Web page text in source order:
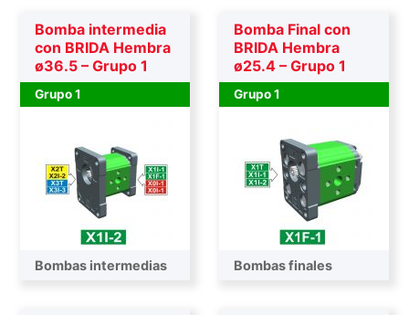
Bomba intermedia
con BRIDA Hembra
ø36.5 – Grupo 1
Grupo 1
Bombas intermedias
Bomba Final con
BRIDA Hembra
ø25.4 – Grupo 1
Grupo 1
Bombas finales